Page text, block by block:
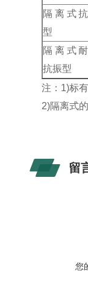
隔离式
型
隔离式
抗振型
注： 1)标
2)隔离式
留
您